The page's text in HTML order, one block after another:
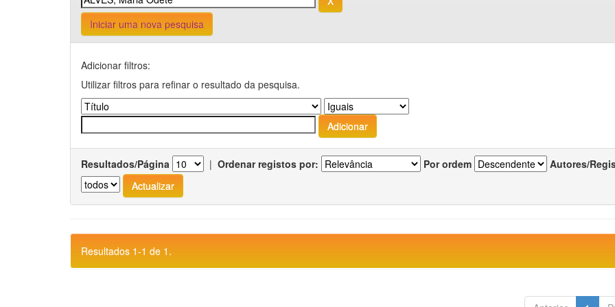
Iniciar uma nova pesquisa
Adicionar filtros:
Utilizar filtros para refinar o resultado da pesquisa.
Resultados/Página | Ordenar registos por: Por ordem Autores/
Resultados 1-1 de 1.